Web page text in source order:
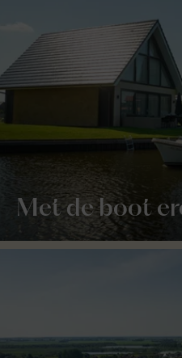
Met de boot